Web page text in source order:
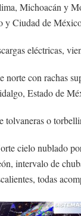
Michoacán y
y Ciudad de
eléctricas,
norte con rachas
Estado de
o
cielo nublado
intervalo de
todas